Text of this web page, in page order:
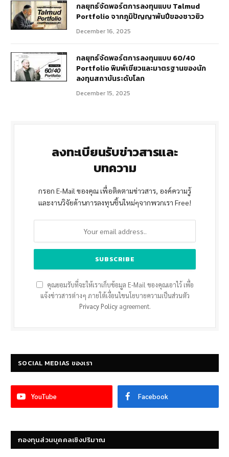
กลยุทธ์จัดพอร์ตการลงทุนแบบ Talmud
Portfolio จากภูมิปัญญาพันปีของชาวยิว
December 16, 2025
กลยุทธ์จัดพอร์ตการลงทุนแบบ 60/40
Portfolio พิมพ์เขียวและมาตรฐานของนัก
ลงทุนสถาบันระดับโลก
December 15, 2025
ลงทะเบียนรับข่าวสารและ
บทความ
กรอก E-Mail ของคุณ เพื่อติดตามข่าวสาร, องค์ความรู้
และงานวิจัยด้านการลงทุนชิ้นใหม่ๆจากพวกเรา Free!
คุณยอมรับที่จะให้เราเก็บข้อมูล E-Mail ของคุณเอาไว้ เพื่อ
แจ้งข่าวสารต่างๆ ภายใต้เงื่อนไขนโยบายความเป็นส่วนตัว
Privacy Policyagreement.
SOCIAL MEDIAS ของเรา
YouTube Facebook
กองทุนส่วนบุคคลเชิงปริมาณ